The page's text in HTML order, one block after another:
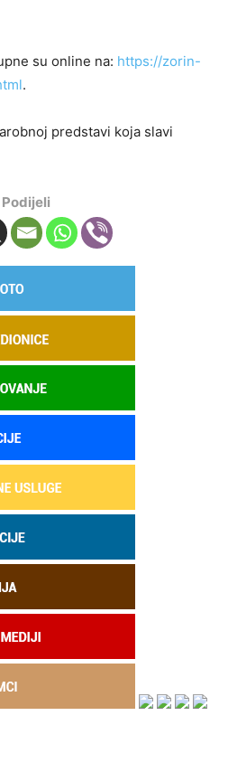
su online na: https://zorin-
.
predstavi koja slavi
Podijeli